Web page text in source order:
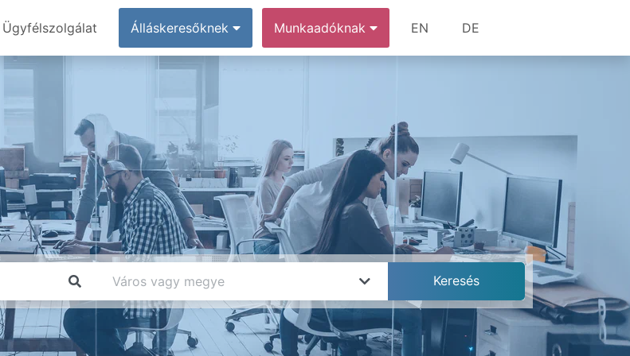
Ügyfélszolgálat Álláskeresőknek Munkaadóknak EN DE